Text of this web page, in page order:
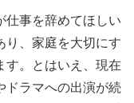
仕事を辞めてほしい
り、家庭を大切にす
す。とはいえ、現在
ドラマへの出演が続